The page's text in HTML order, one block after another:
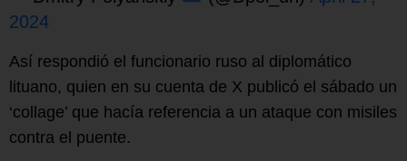
2024
Así respondió el funcionario ruso al diplomático
lituano, quien en su cuenta de X publicó el sábado un
‘collage’ que hacía referencia a un ataque con misiles
contra el puente.